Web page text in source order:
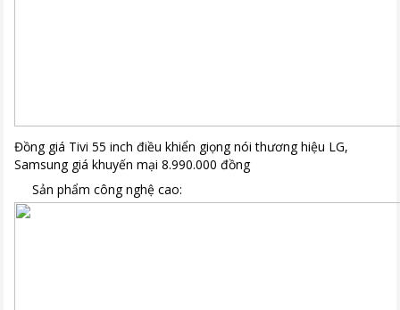
Đồng giá Tivi 55 inch điều khiển giọng nói thương hiệu LG,
Samsung giá khuyến mại 8.990.000 đồng
Sản phẩm công nghệ cao: